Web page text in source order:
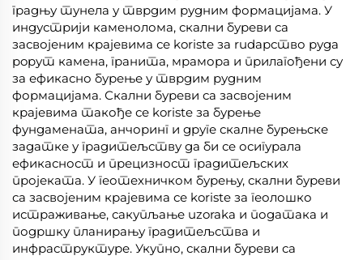
градњу тунела у тврдим рудним формацијама. У
индустрији каменолома, скални буреви са
засвојеним крајевима се koriste за rudарство руда
popут камена, гранита, мрамора и прилагођени су
за ефикасно бурење у тврдим рудним
формацијама. Скални буреви са засвојеним
крајевима такође се koriste за бурење
фундамената, анчоринг и друге скалне бурењске
задатке у градитељству да би се осигурала
ефикасност и прецизност градитељских
пројеката. У геотехничком бурењу, скални буреви
са засвојеним крајевима се koriste за геолошко
истраживање, сакупљање uzoraka и података и
подршку планирању градитељства и
инфраструктуре. Укупно, скални буреви са